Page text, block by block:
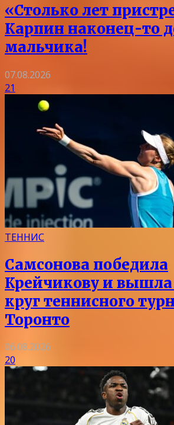
«Столько лет
Карпин наконец-то
мальчика!
07.08.2026
21
ТЕННИС
Самсонова победила
Крейчикову и вышла
круг теннисного
Торонто
06.08.2026
20